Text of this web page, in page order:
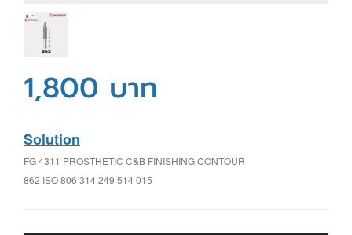
1,800 บาท
Solution
FG 4311 PROSTHETIC C&B FINISHING CONTOUR
862 ISO 806 314 249 514 015